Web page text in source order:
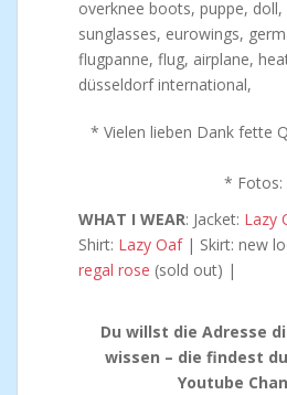
* Vielen lieben Dank fette
* Fotos:
WHAT I WEAR: Jacket: Lazy
Shirt: Lazy Oaf | Skirt: new
regal rose (sold out) |
Du willst die Adresse
wissen – die findest
Youtube